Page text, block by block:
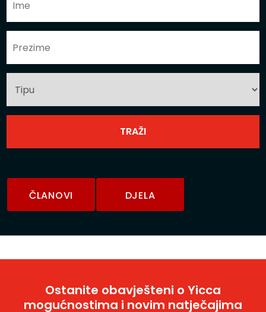
ČLANOVI DJELA
Ostanite obavješteni o Yicca
mogućnostima i novim natječajima